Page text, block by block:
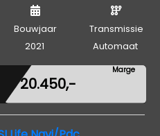
Bouwjaar
2021
Transmissie
Automaat
€ 20.450,-
Marge